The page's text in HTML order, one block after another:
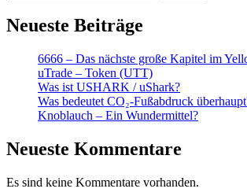
Neueste Beiträge
6666 – Das nächste große Kapitel im
uTrade – Token (UTT)
Was ist USHARK / uShark?
Was bedeutet CO₂-Fußabdruck
Knoblauch – Ein Wundermittel?
Neueste Kommentare
Es sind keine Kommentare vorhanden.